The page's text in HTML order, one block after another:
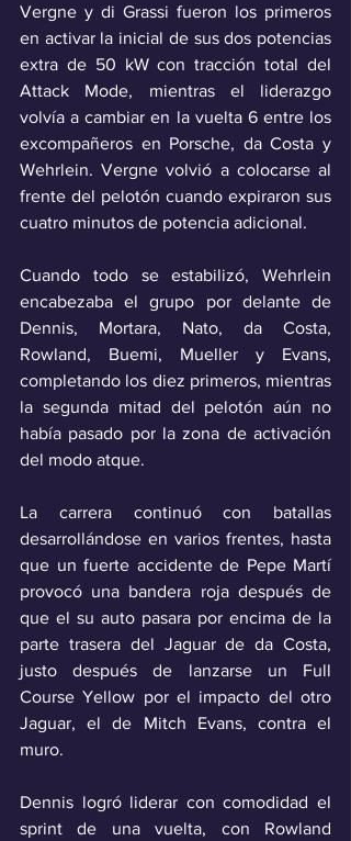
Vergne y di Grassi fueron los primeros
en activar la inicial de sus dos potencias
extra de 50 kW con tracción total del
Attack Mode, mientras el liderazgo
volvía a cambiar en la vuelta 6 entre los
excompañeros en Porsche, da Costa y
Wehrlein. Vergne volvió a colocarse al
frente del pelotón cuando expiraron sus
cuatro minutos de potencia adicional.
Cuando todo se estabilizó, Wehrlein
encabezaba el grupo por delante de
Dennis, Mortara, Nato, da Costa,
Rowland, Buemi, Mueller y Evans,
completando los diez primeros, mientras
la segunda mitad del pelotón aún no
había pasado por la zona de activación
del modo atque.
La carrera continuó con batallas
desarrollándose en varios frentes, hasta
que un fuerte accidente de Pepe Martí
provocó una bandera roja después de
que el su auto pasara por encima de la
parte trasera del Jaguar de da Costa,
justo después de lanzarse un Full
Course Yellow por el impacto del otro
Jaguar, el de Mitch Evans, contra el
muro.
Dennis logró liderar con comodidad el
sprint de una vuelta, con Rowland